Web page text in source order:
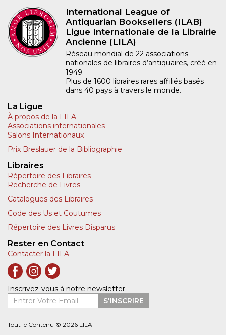
International League of
Antiquarian Booksellers (ILAB)
Ligue Internationale de la Librairie
Ancienne (LILA)
Réseau mondial de 22 associations
nationales de libraires d’antiquaires, créé en
1949.
Plus de 1600 libraires rares affiliés basés
dans 40 pays à travers le monde.
La Ligue
À propos de la LILA
Associations internationales
Salons Internationaux
Prix Breslauer de la Bibliographie
Libraires
Répertoire des Libraires
Recherche de Livres
Catalogues des Libraires
Code des Us et Coutumes
Répertoire des Livres Disparus
Rester en Contact
Contacter la LILA
Inscrivez-vous à notre newsletter
Entrer Votre Email
S'INSCRIRE
Tout le Contenu © 2026 LILA